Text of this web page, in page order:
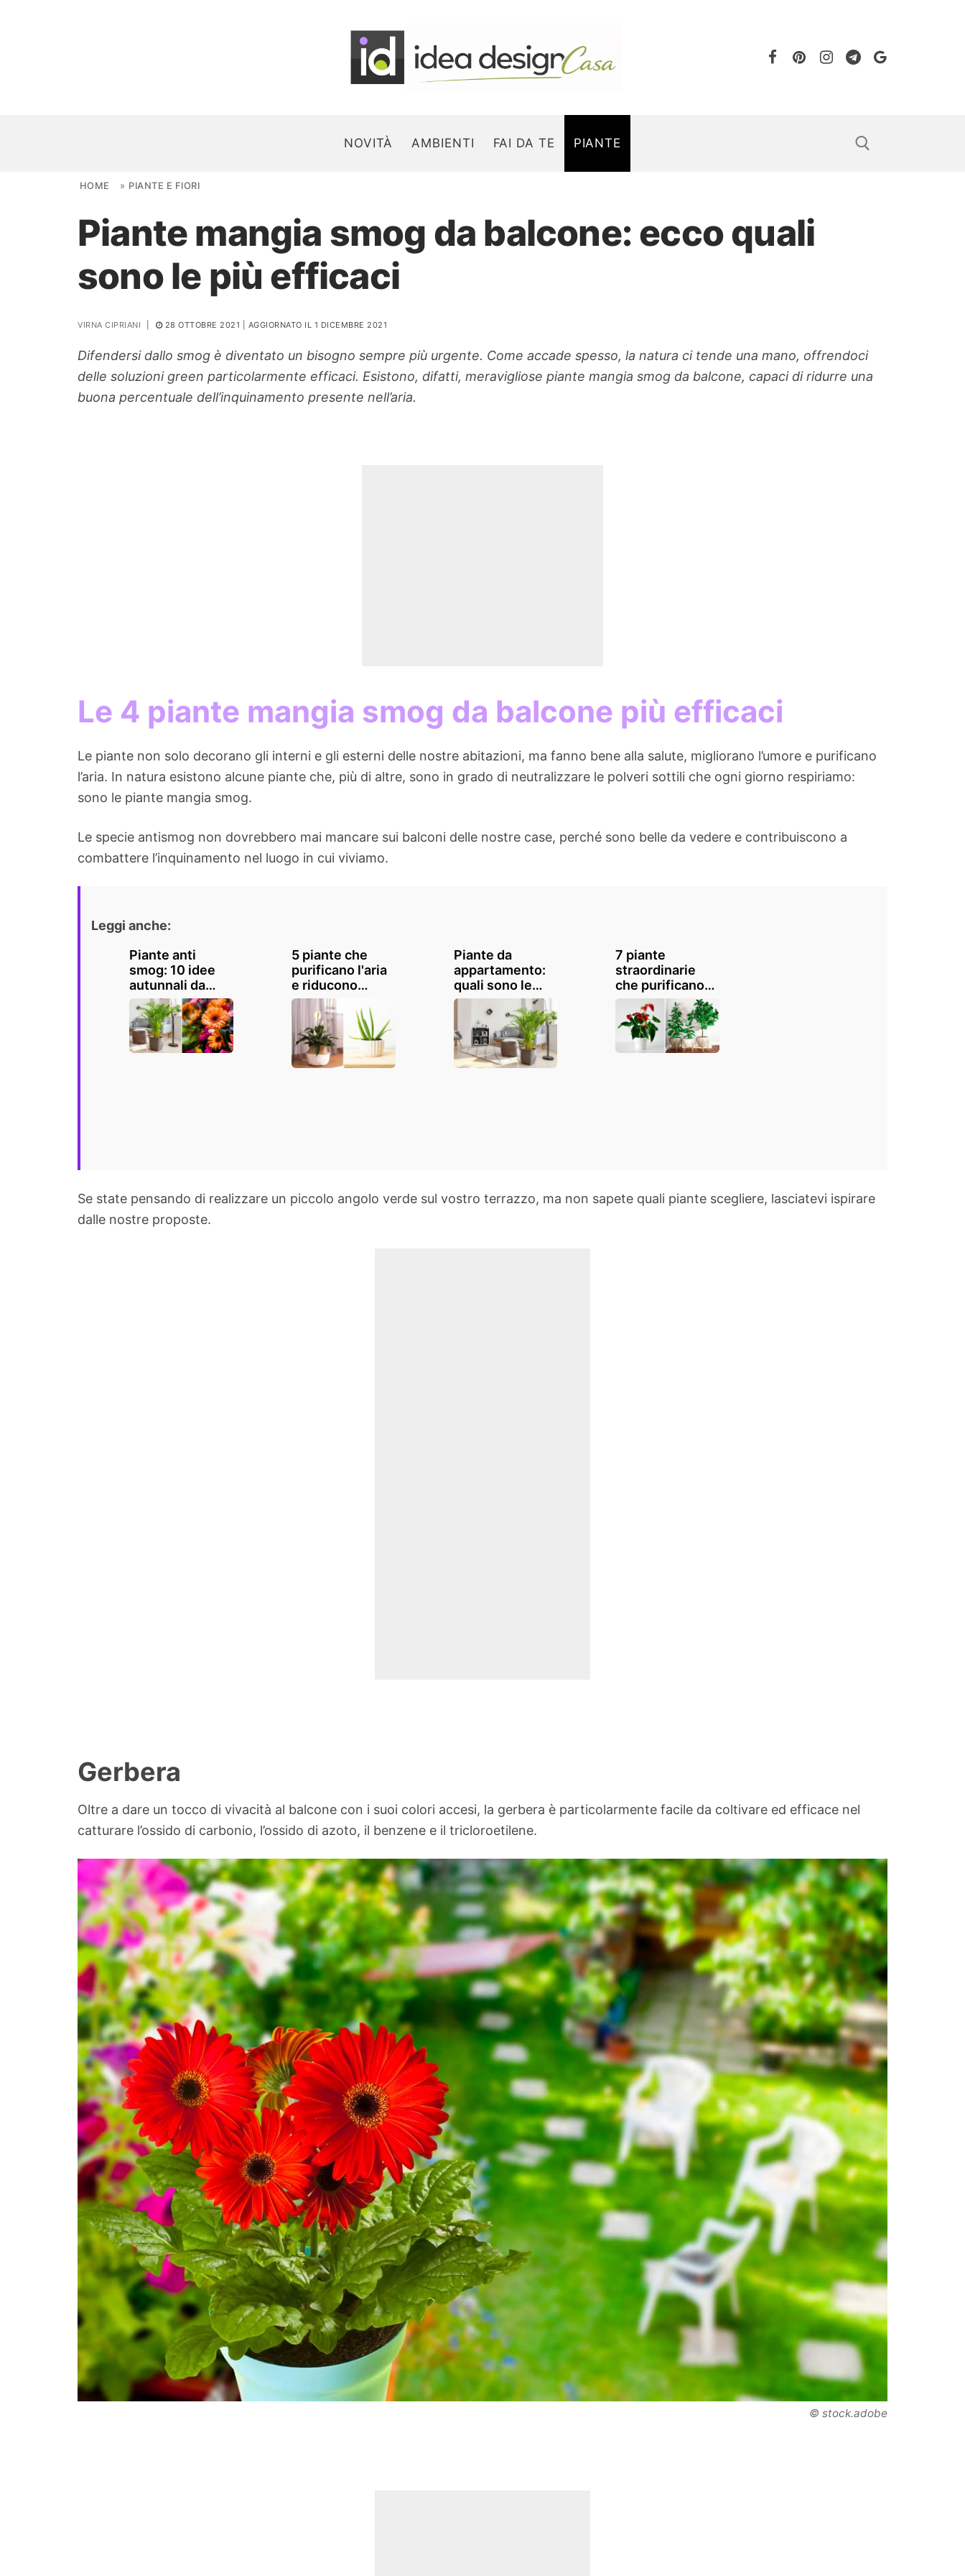
NOVITÀ AMBIENTI FAI DA TE PIANTE
Search for:
NOVITÀ
AMBIENTI
Ortaggio
Search for:
HOME » PIANTE E FIORI
Piante mangia smog da balcone: ecco quali
sono le più efficaci
VIRNA CIPRIANI 28 OTTOBRE 2021 | AGGIORNATO IL 1 DICEMBRE 2021
Difendersi dallo smog è diventato un bisogno sempre più urgente. Come accade spesso, la natura ci tende una mano, offrendoci
delle soluzioni green particolarmente efficaci. Esistono, difatti, meravigliose piante mangia smog da balcone, capaci di ridurre una
buona percentuale dell’inquinamento presente nell’aria.
Le 4 piante mangia smog da balcone più efficaci
Le piante non solo decorano gli interni e gli esterni delle nostre abitazioni, ma fanno bene alla salute, migliorano l’umore e purificano
l’aria. In natura esistono alcune piante che, più di altre, sono in grado di neutralizzare le polveri sottili che ogni giorno respiriamo:
sono le piante mangia smog.
Le specie antismog non dovrebbero mai mancare sui balconi delle nostre case, perché sono belle da vedere e contribuiscono a
combattere l’inquinamento nel luogo in cui viviamo.
Leggi anche:
Piante anti
smog: 10 idee
autunnali da
coltivare in casa
o in giardino
5 piante che
purificano l'aria
e riducono
l'inquinamento
domestico
Piante da
appartamento:
quali sono le
migliori da
tenere in casa?
7 piante
straordinarie
che purificano
l'aria: date una
svolta green alla
vostra casa
Se state pensando di realizzare un piccolo angolo verde sul vostro terrazzo, ma non sapete quali piante scegliere, lasciatevi ispirare
dalle nostre proposte.
Gerbera
Oltre a dare un tocco di vivacità al balcone con i suoi colori accesi, la gerbera è particolarmente facile da coltivare ed efficace nel
catturare l’ossido di carbonio, l’ossido di azoto, il benzene e il tricloroetilene.
© stock.adobe